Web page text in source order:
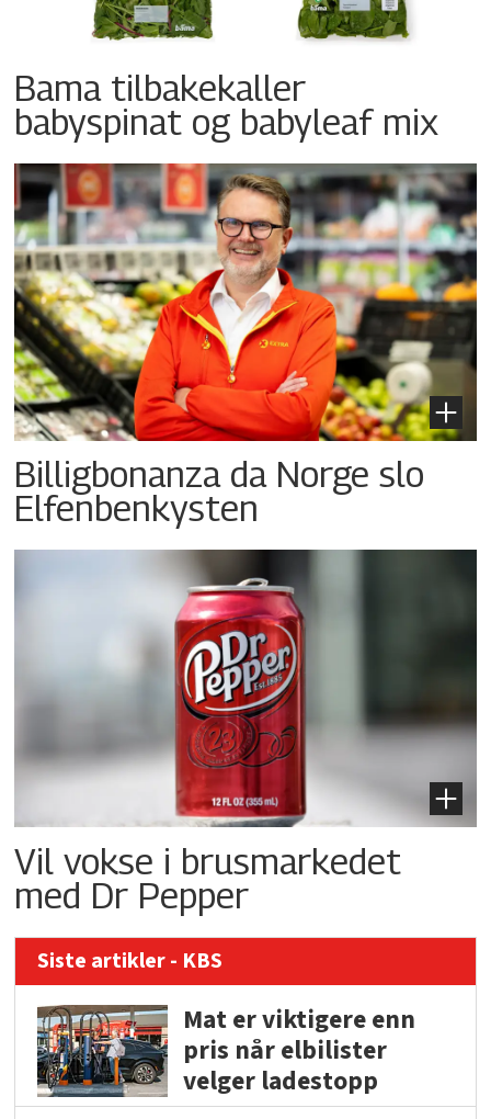
Bama tilbakekaller
babyspinat og babyleaf mix
Billigbonanza da Norge slo
Elfenbenkysten
Vil vokse i brusmarkedet
med Dr Pepper
Siste artikler - KBS
Mat er viktigere enn
pris når elbilister
velger ladestopp